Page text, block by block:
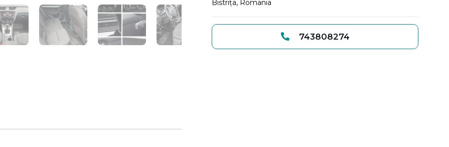
Bistrița, Romania
743808274